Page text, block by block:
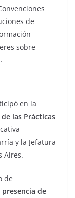
de
sobre
en la
las Prácticas
y la Jefatura
Aires.
de
de